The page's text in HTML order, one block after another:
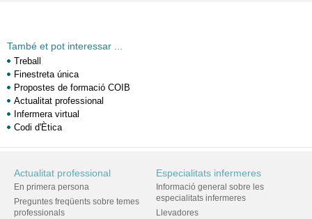
També et pot interessar ...
Treball
Finestreta única
Propostes de formació COIB
Actualitat professional
Infermera virtual
Codi d'Ètica
Actualitat professional
En primera persona
Preguntes freqüents sobre temes
professionals
Especialitats infermeres
Informació general sobre les
especialitats infermeres
Llevadores